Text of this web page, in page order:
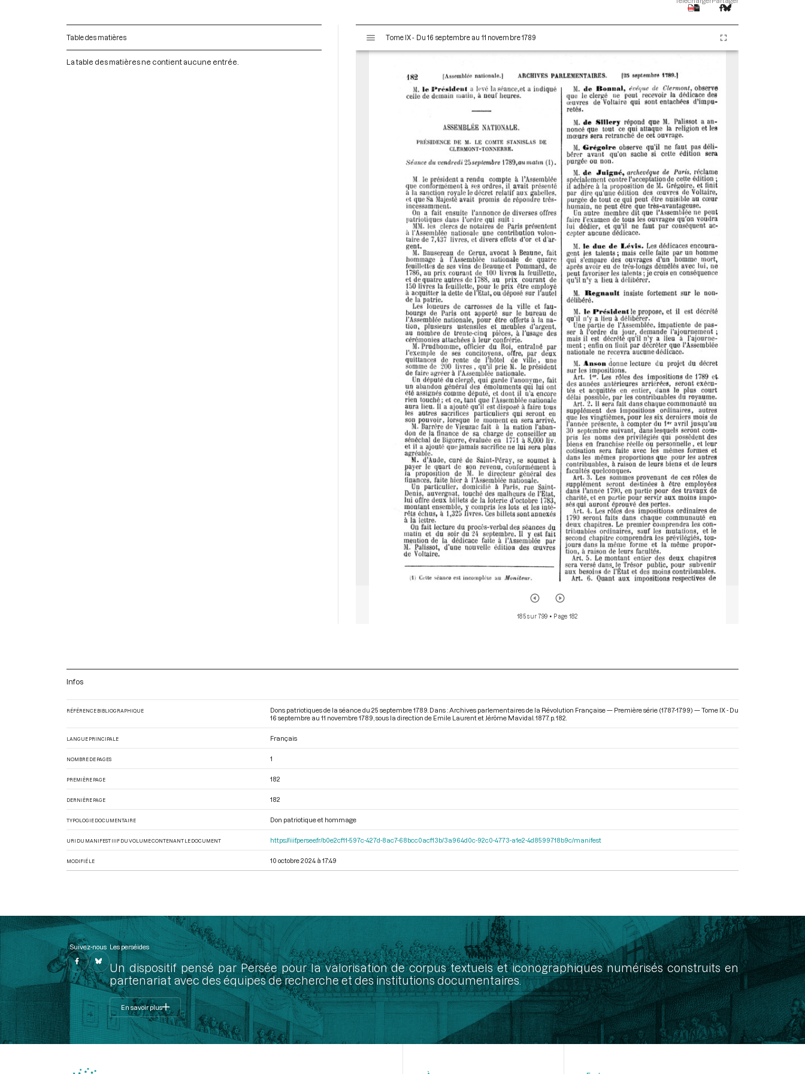
Table des matières
La table des matières ne contient aucune entrée.
s
Tome IX - Du 16 septembre au 11 novembre 1789
185 sur 799 • Page 182
Infos
RÉFÉRENCE BIBLIOGRAPHIQUE
Dons patriotiques de la séance du 25 septembre 1789. Dans : Archives parlementaires de la Révolution Française — Première série (1787-1799) — Tome IX - Du
16 septembre au 11 novembre 1789 , sous la direction de Emile Laurent et Jérôme Mavidal. 1877. p. 182.
LANGUE PRINCIPALE Français
NOMBRE DE PAGES 1
PREMIÈRE PAGE 182
DERNIÈRE PAGE 182
TYPOLOGIE DOCUMENTAIRE Don patriotique et hommage
URI DU MANIFEST IIIF DU VOLUME CONTENANT LE DOCUMENT https://iiif.persee.fr/b0e2cf11-597c-427d-8ac7-68bcc0acf13b/3a964d0c-92c0-4773-a1e2-4d8599718b9c/manifest
MODIFIÉ LE 10 octobre 2024 à 17:49
Suivez-nous Les perséides
Un dispositif pensé par Persée pour la valorisation de corpus textuels et iconographiques numérisés construits en
partenariat avec des équipes de recherche et des institutions documentaires.
En savoir plus